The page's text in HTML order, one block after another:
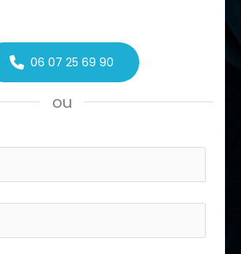
06 07 25 69 90
ou